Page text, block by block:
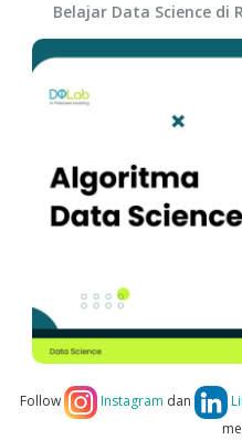
Belajar Data Science di
Follow Instagram dan